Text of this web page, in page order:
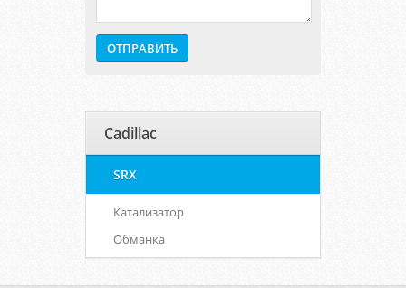
Cadillac
SRX
Катализатор
Обманка